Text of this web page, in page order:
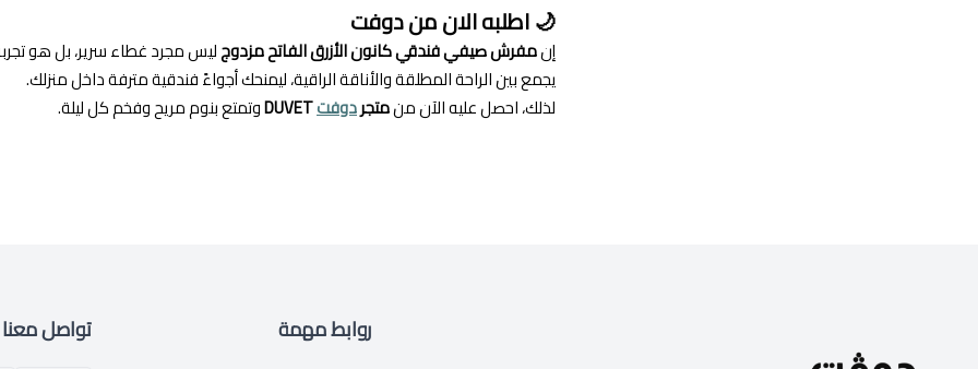
🌙 اطلبه الان من دوفت
إنمفرش صيفي فندقي كانون الأزرق الفاتح مزدوجليس مجرد غطاء سرير، بل هو
يجمع بين الراحة المطلقة والأناقة الراقية، ليمنحك أجواءً فندقية مترفة داخل منزلك.
لذلك، احصل عليه الآن منمتجردوفت وتمتع بنوم مريح وفخم كل ليلة.
روابط مهمة تواصل معنا